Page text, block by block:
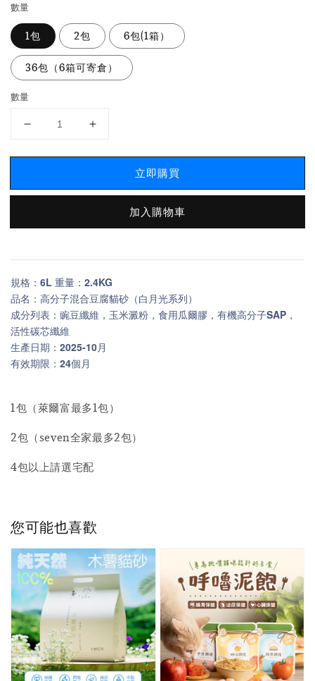
數量
1包 2包 6包(1箱）
36包（6箱可寄倉）
數量
立即購買
加入購物車
規格：6L 重量：2.4KG
品名：高分子混合豆腐貓砂（白月光系列）
成分列表：豌豆纖維，玉米澱粉，食用瓜爾膠，有機高分子SAP，
活性碳芯纖維
生產日期：2025-10月
有效期限：24個月
1包（萊爾富最多1包）
2包（seven全家最多2包）
4包以上請選宅配
您可能也喜歡